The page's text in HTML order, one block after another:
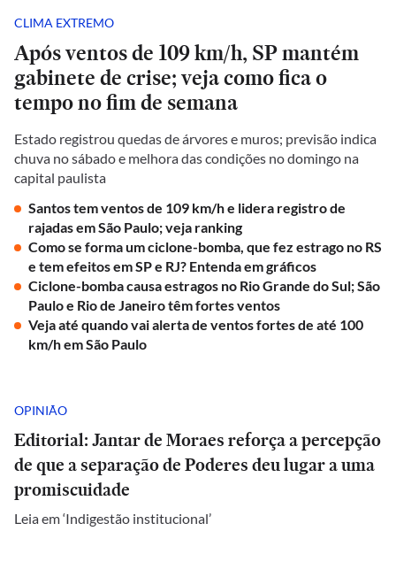
CLIMA EXTREMO
Após ventos de 109 km/h, SP mantém
gabinete de crise; veja como fica o
tempo no fim de semana
Estado registrou quedas de árvores e muros; previsão indica
chuva no sábado e melhora das condições no domingo na
capital paulista
Santos tem ventos de 109 km/h e lidera registro de
rajadas em São Paulo; veja ranking
Como se forma um ciclone-bomba, que fez estrago no RS
e tem efeitos em SP e RJ? Entenda em gráficos
Ciclone-bomba causa estragos no Rio Grande do Sul; São
Paulo e Rio de Janeiro têm fortes ventos
Veja até quando vai alerta de ventos fortes de até 100
km/h em São Paulo
OPINIÃO
Editorial: Jantar de Moraes reforça a percepção
de que a separação de Poderes deu lugar a uma
promiscuidade
Leia em ‘Indigestão institucional’